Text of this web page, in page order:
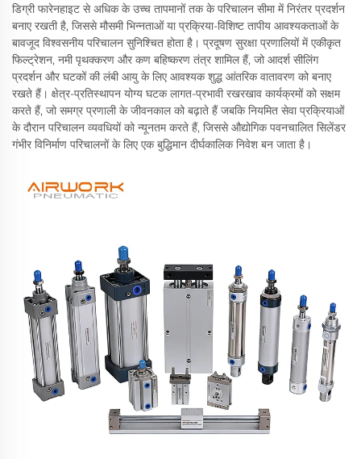
डिग्री फारेनहाइट से अधिक के उच्च तापमानों तक के परिचालन सीमा में निरंतर प्रदर्शन
बनाए रखती है, जिससे मौसमी भिन्नताओं या प्रक्रिया-विशिष्ट तापीय आवश्यकताओं के
बावजूद विश्वसनीय परिचालन सुनिश्चित होता है। प्रदूषण सुरक्षा प्रणालियों में एकीकृत
फिल्ट्रेशन, नमी पृथक्करण और कण बहिष्करण तंत्र शामिल हैं, जो आदर्श सीलिंग
प्रदर्शन और घटकों की लंबी आयु के लिए आवश्यक शुद्ध आंतरिक वातावरण को बनाए
रखते हैं। क्षेत्र-प्रतिस्थापन योग्य घटक लागत-प्रभावी रखरखाव कार्यक्रमों को सक्षम
करते हैं, जो समग्र प्रणाली के जीवनकाल को बढ़ाते हैं जबकि नियमित सेवा प्रक्रियाओं
के दौरान परिचालन व्यवधियों को न्यूनतम करते हैं, जिससे औद्योगिक पवनचालित सिलेंडर
गंभीर विनिर्माण परिचालनों के लिए एक बुद्धिमान दीर्घकालिक निवेश बन जाता है।